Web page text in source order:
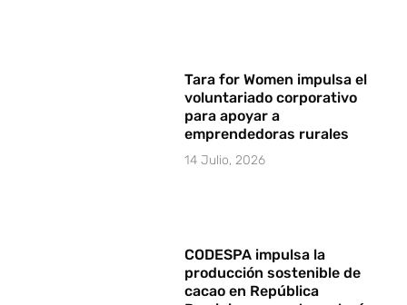
Tara for Women impulsa el
voluntariado corporativo
para apoyar a
emprendedoras rurales
14 Julio, 2026
CODESPA impulsa la
producción sostenible de
cacao en República